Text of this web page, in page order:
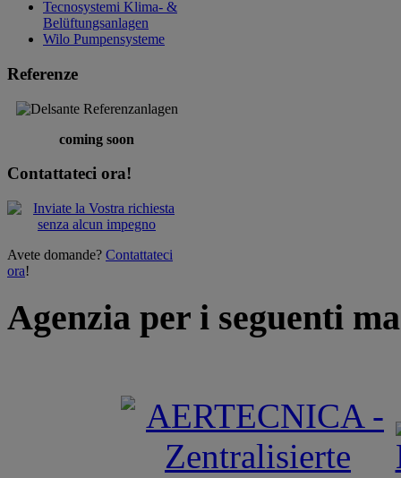
Tecnosystemi Klima- &
Belüftungsanlagen
Wilo Pumpensysteme
Referenze
coming soon
Contattateci ora!
Avete domande? Contattateci
ora!
Agenzia per i seguenti